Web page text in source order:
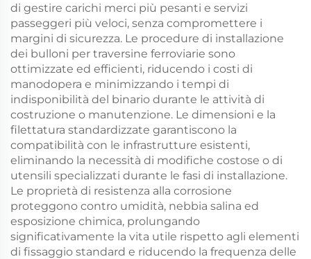
di gestire carichi merci più pesanti e servizi
passeggeri più veloci, senza compromettere i
margini di sicurezza. Le procedure di installazione
dei bulloni per traversine ferroviarie sono
ottimizzate ed efficienti, riducendo i costi di
manodopera e minimizzando i tempi di
indisponibilità del binario durante le attività di
costruzione o manutenzione. Le dimensioni e la
filettatura standardizzate garantiscono la
compatibilità con le infrastrutture esistenti,
eliminando la necessità di modifiche costose o di
utensili specializzati durante le fasi di installazione.
Le proprietà di resistenza alla corrosione
proteggono contro umidità, nebbia salina ed
esposizione chimica, prolungando
significativamente la vita utile rispetto agli elementi
di fissaggio standard e riducendo la frequenza delle